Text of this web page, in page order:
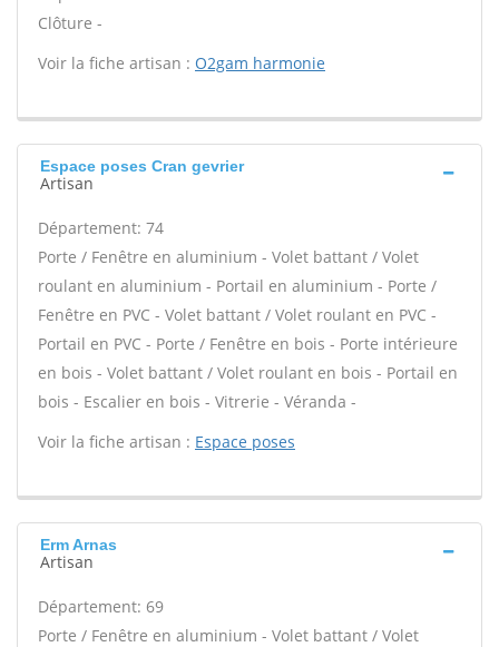
Clôture -
Voir la fiche artisan : O2gam harmonie
Espace poses Cran gevrier
Artisan
Département: 74
Porte / Fenêtre en aluminium - Volet battant / Volet
roulant en aluminium - Portail en aluminium - Porte /
Fenêtre en PVC - Volet battant / Volet roulant en PVC -
Portail en PVC - Porte / Fenêtre en bois - Porte intérieure
en bois - Volet battant / Volet roulant en bois - Portail en
bois - Escalier en bois - Vitrerie - Véranda -
Voir la fiche artisan : Espace poses
Erm Arnas
Artisan
Département: 69
Porte / Fenêtre en aluminium - Volet battant / Volet